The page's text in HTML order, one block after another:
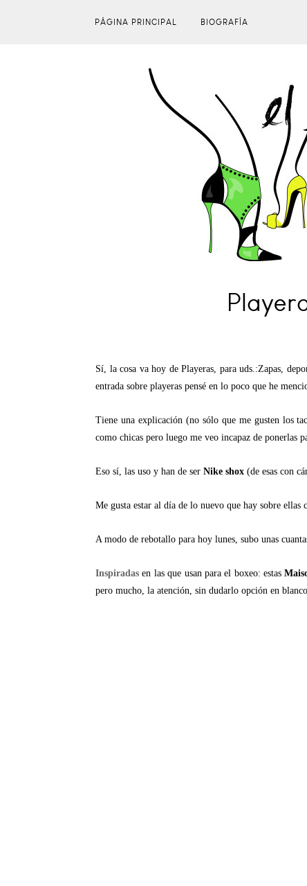
PÁGINA PRINCIPAL BIOGRAFÍA
Sí, la cosa va hoy de Playeras, para uds.:Zapas,
entrada sobre playeras pensé en lo poco que he
Tiene una explicación (no sólo que me gusten los
como chicas pero luego me veo incapaz de ponerlas
Eso sí, las uso y han de ser Nike shox (de esas con
Me gusta estar al día de lo nuevo que hay sobre
A modo de rebotallo para hoy lunes, subo unas
Inspiradas en las que usan para el boxeo: estas
pero mucho, la atención, sin dudarlo opción en